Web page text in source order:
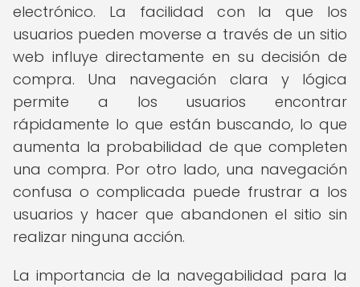
electrónico. La facilidad con la que los
usuarios pueden moverse a través de un sitio
web influye directamente en su decisión de
compra. Una navegación clara y lógica
permite a los usuarios encontrar
rápidamente lo que están buscando, lo que
aumenta la probabilidad de que completen
una compra. Por otro lado, una navegación
confusa o complicada puede frustrar a los
usuarios y hacer que abandonen el sitio sin
realizar ninguna acción.
La importancia de la navegabilidad para la